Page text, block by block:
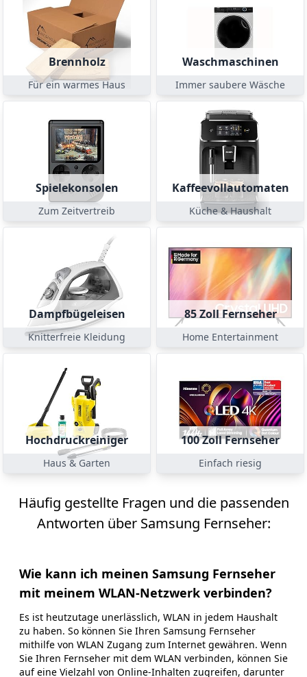
Brennholz
Für ein warmes Haus
Waschmaschinen
Immer saubere Wäsche
Spielekonsolen
Zum Zeitvertreib
Kaffeevollautomaten
Küche & Haushalt
Dampfbügeleisen
Knitterfreie Kleidung
85 Zoll Fernseher
Home Entertainment
Hochdruckreiniger
Haus & Garten
100 Zoll Fernseher
Einfach riesig
Häufig gestellte Fragen und die passenden
Antworten über Samsung Fernseher:
Wie kann ich meinen Samsung Fernseher
mit meinem WLAN-Netzwerk verbinden?
Es ist heutzutage unerlässlich, WLAN in jedem Haushalt
zu haben. So können Sie Ihren Samsung Fernseher
mithilfe von WLAN Zugang zum Internet gewähren. Wenn
Sie Ihren Fernseher mit dem WLAN verbinden, können Sie
auf eine Vielzahl von Online-Inhalten zugreifen, darunter